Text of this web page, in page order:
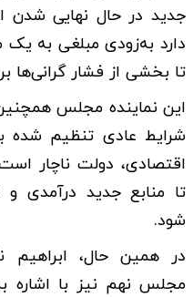
جدید در حال نهایی شدن
دارد به‌زودی مبلغی به
تا بخشی از فشار گرانی‌ها
این نماینده مجلس
شرایط عادی تنظیم شده
اقتصادی، دولت ناچار
تا منابع جدید درآمدی
شود.
در همین حال، ابراهیم
مجلس نهم نیز با اشاره